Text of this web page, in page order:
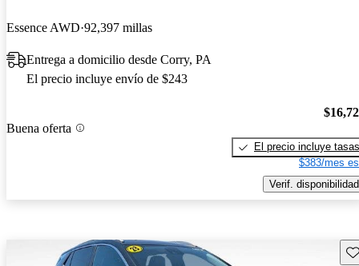
Essence AWD 92,397 millas
Entrega a domicilio desde Corry, PA
El precio incluye envío de $243
Buena oferta
El precio incluye tasas
$383/mes
Verif. disponibilidad